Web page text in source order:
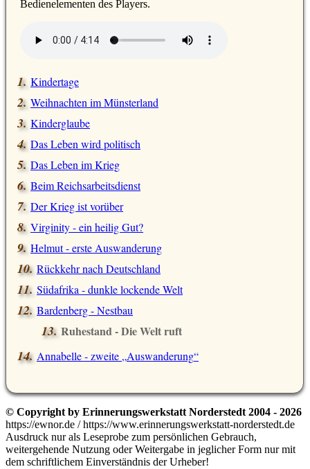
Bedienelementen des Players.
Kindertage
Weihnachten im Münsterland
Kinderglaube
Das Leben wird politisch
Das Leben im Krieg
Beim Reichsarbeitsdienst
Der Krieg ist vorüber
Virginity - ein heilig Gut?
Helmut - erste Auswanderung
Rückkehr nach Deutschland
Südafrika - dunkle lockende Welt
Bardenberg - Nestbau
Ruhestand - Die Welt ruft
Annabelle - zweite Auswanderung
© Copyright by Erinnerungswerkstatt Norderstedt 2004 - 2026
https://ewnor.de / https://www.erinnerungswerkstatt-norderstedt.de
Ausdruck nur als Leseprobe zum persönlichen Gebrauch,
weitergehende Nutzung oder Weitergabe in jeglicher Form nur mit
dem schriftlichem Einverständnis der Urheber!